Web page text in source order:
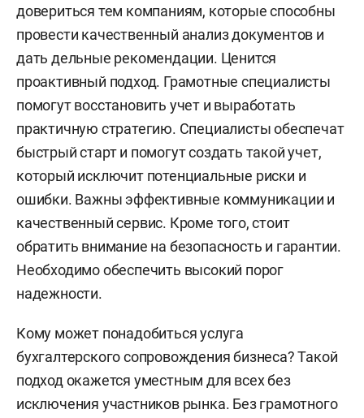
довериться тем компаниям, которые способны
провести качественный анализ документов и
дать дельные рекомендации. Ценится
проактивный подход. Грамотные специалисты
помогут восстановить учет и выработать
практичную стратегию. Специалисты обеспечат
быстрый старт и помогут создать такой учет,
который исключит потенциальные риски и
ошибки. Важны эффективные коммуникации и
качественный сервис. Кроме того, стоит
обратить внимание на безопасность и гарантии.
Необходимо обеспечить высокий порог
надежности.
Кому может понадобиться услуга
бухгалтерского сопровождения бизнеса? Такой
подход окажется уместным для всех без
исключения участников рынка. Без грамотного